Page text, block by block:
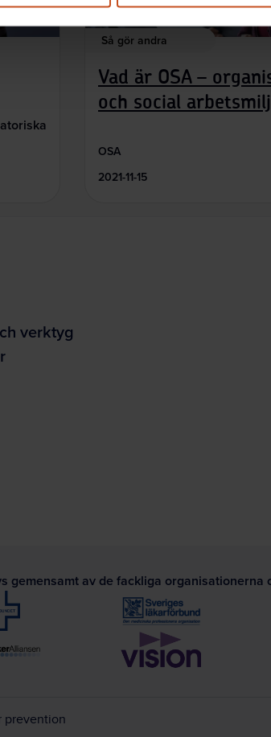
Så gör andra
Vad är OSA –
och social
OSA
2021-11-15
verktyg
gemensamt av de fackliga
prevention